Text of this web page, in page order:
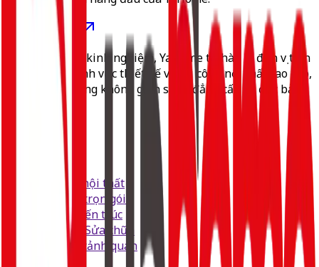
Bắt đầu dự án
Với hơn 5 năm kinh nghiệm, YaHome tự hào là đơn vị tiên
phong trong lĩnh vực thiết kế và thi công nội thất cao cấp,
mang đến những không gian sống đẳng cấp và độc bản.
Thiết kế nội thất
Thi công trọn gói
Tư vấn kiến trúc
Cải tạo & Sửa chữa
Thiết kế cảnh quan